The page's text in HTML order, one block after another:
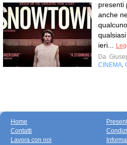
presenti
anche
ieri...
Da
CINEMA,
Home
Contatti
Lavora con noi